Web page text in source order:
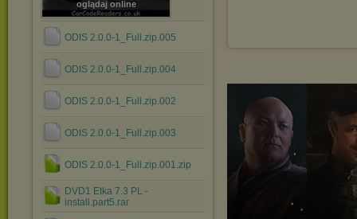
oglądaj online
ODIS 2.0.0-1_Full.zip.005
ODIS 2.0.0-1_Full.zip.004
ODIS 2.0.0-1_Full.zip.002
ODIS 2.0.0-1_Full.zip.003
ODIS 2.0.0-1_Full.zip.001.zip
DVD1 Etka 7.3 PL -
install.part5.rar